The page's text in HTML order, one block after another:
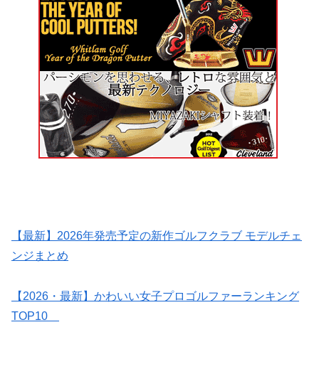
【最新】2026年発売予定の新作ゴルフクラブ モデルチェ
ンジまとめ
【2026・最新】かわいい女子プロゴルファーランキング
TOP10